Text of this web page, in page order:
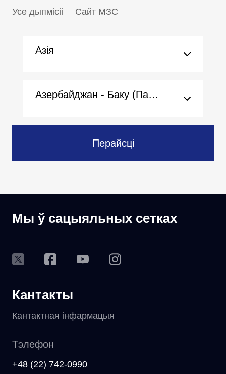
Усе дыпмісіі Сайт МЗС
Азія
Азербайджан - Баку (Пасольства)
Перайсці
Мы ў сацыяльных сетках
Кантакты
Кантактная інфармацыя
Тэлефон
+48 (22) 742-0990